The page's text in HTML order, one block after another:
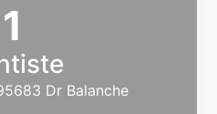
1
Dr Balanche